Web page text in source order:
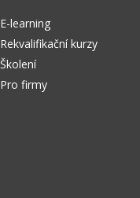
E-learning
Rekvalifikační kurzy
Školení
Pro firmy